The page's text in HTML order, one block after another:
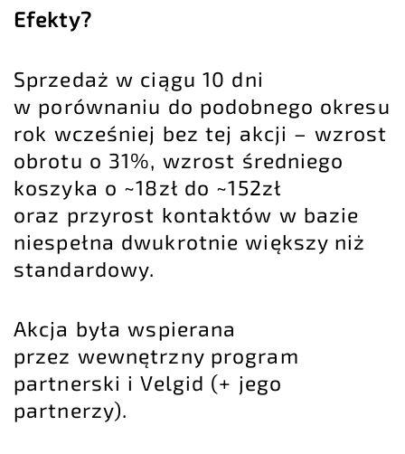
Efekty?
Sprzedaż w ciągu 10 dni
w porównaniu do podobnego okresu
rok wcześniej bez tej akcji – wzrost
obrotu o 31%, wzrost średniego
koszyka o ~18zł do ~152zł
oraz przyrost kontaktów w bazie
niespełna dwukrotnie większy niż
standardowy.
Akcja była wspierana
przez wewnętrzny program
partnerski i Velgid (+ jego
partnerzy).